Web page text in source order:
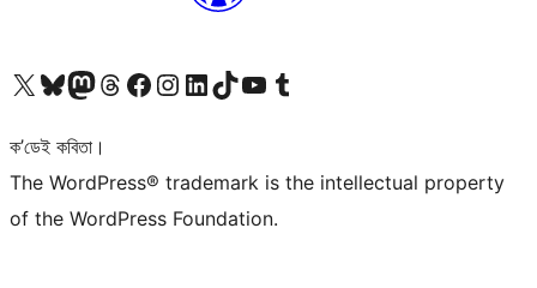
আমাৰ X (আগৰ Twitter) একাউণ্টলৈ যাওকআমাৰ Bluesky একাউণ্টলৈ যাওকআমাৰ Mastodon একাউণ্টলৈ যাওকআমাৰ Threads একাউণ্টলৈ যাওকআমাৰ Facebook পৃষ্ঠালৈ যাওকআমাৰ Instagram একাউণ্টলৈ যাওকআমাৰ LinkedIn একাউণ্টলৈ যাওকআমাৰ TikTok একাউণ্টলৈ যাওকআমাৰ YouTube চেনেললৈ যাওকআমাৰ Tumblr একাউণ্টলৈ যাওক
ক’ডেই কবিতা।
The WordPress® trademark is the intellectual property
of the WordPress Foundation.